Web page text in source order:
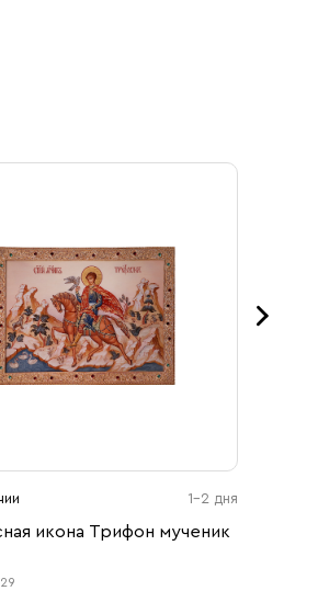
1-2 дня
икона Трифон мученик